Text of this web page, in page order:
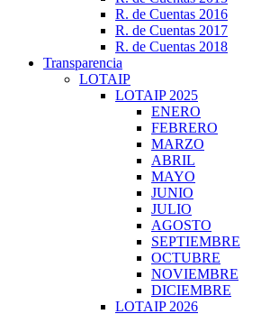
R. de Cuentas 2016
R. de Cuentas 2017
R. de Cuentas 2018
Transparencia
LOTAIP
LOTAIP 2025
ENERO
FEBRERO
MARZO
ABRIL
MAYO
JUNIO
JULIO
AGOSTO
SEPTIEMBRE
OCTUBRE
NOVIEMBRE
DICIEMBRE
LOTAIP 2026